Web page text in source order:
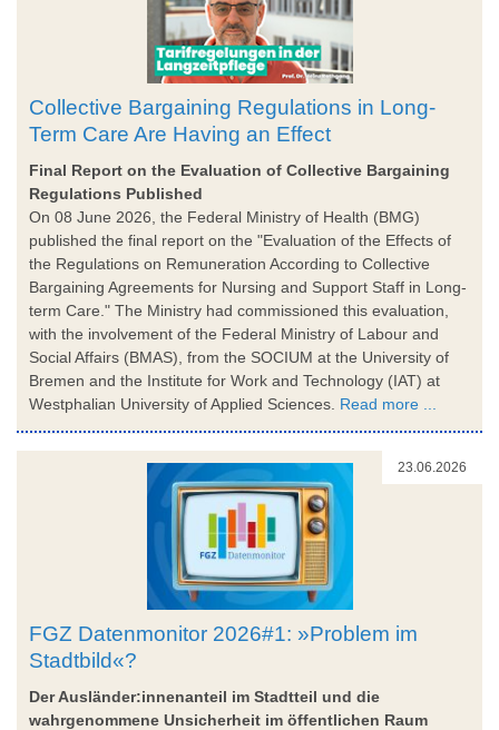
Collective Bargaining Regulations in Long-
Term Care Are Having an Effect
Final Report on the Evaluation of Collective Bargaining
Regulations Published
On 08 June 2026, the Federal Ministry of Health (BMG)
published the final report on the "Evaluation of the Effects of
the Regulations on Remuneration According to Collective
Bargaining Agreements for Nursing and Support Staff in Long-
term Care." The Ministry had commissioned this evaluation,
with the involvement of the Federal Ministry of Labour and
Social Affairs (BMAS), from the SOCIUM at the University of
Bremen and the Institute for Work and Technology (IAT) at
Westphalian University of Applied Sciences. Read more ...
23.06.2026
FGZ Datenmonitor 2026#1: »Problem im
Stadtbild«?
Der Ausländer:innenanteil im Stadtteil und die
wahrgenommene Unsicherheit im öffentlichen Raum